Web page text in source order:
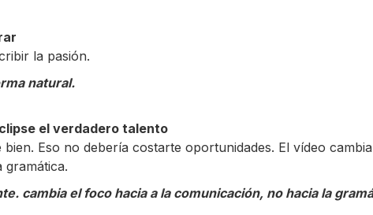
la pasión.
natural.
el verdadero talento
Eso no debería costarte oportunidades. El vídeo
gramática.
cambia el foco hacia a la comunicación, no hacia la